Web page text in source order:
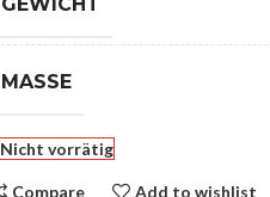
MASSE
Nicht vorrätig
Compare Add to wishlist